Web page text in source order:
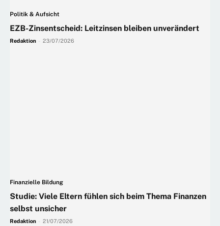
Politik & Aufsicht
EZB-Zinsentscheid: Leitzinsen bleiben unverändert
Redaktion 23/07/2026
Finanzielle Bildung
Studie: Viele Eltern fühlen sich beim Thema Finanzen
selbst unsicher
Redaktion 21/07/2026